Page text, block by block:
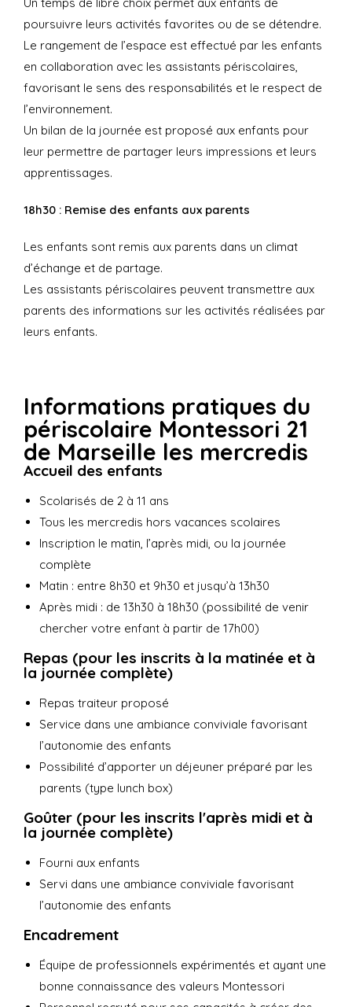
poursuivre leurs activités favorites ou de se détendre.
Le rangement de l’espace est effectué par les enfants
en collaboration avec les assistants périscolaires,
favorisant le sens des responsabilités et le respect de
l’environnement.
Un bilan de la journée est proposé aux enfants pour
leur permettre de partager leurs impressions et leurs
apprentissages.
18h30 : Remise des enfants aux parents
Les enfants sont remis aux parents dans un climat
d’échange et de partage.
Les assistants périscolaires peuvent transmettre aux
parents des informations sur les activités réalisées par
leurs enfants.
Informations pratiques du
périscolaire Montessori 21
de Marseille les mercredis
Accueil des enfants
Scolarisés de 2 à 11 ans
Tous les mercredis hors vacances scolaires
Inscription le matin, l’après midi, ou la journée
complète
Matin : entre 8h30 et 9h30 et jusqu’à 13h30
Après midi : de 13h30 à 18h30 (possibilité de venir
chercher votre enfant à partir de 17h00)
Repas (pour les inscrits à la matinée et à
la journée complète)
Repas traiteur proposé
Service dans une ambiance conviviale favorisant
l’autonomie des enfants
Possibilité d’apporter un déjeuner préparé par les
parents (type lunch box)
Goûter (pour les inscrits l'après midi et à
la journée complète)
Fourni aux enfants
Servi dans une ambiance conviviale favorisant
l’autonomie des enfants
Encadrement
Équipe de professionnels expérimentés et ayant une
bonne connaissance des valeurs Montessori